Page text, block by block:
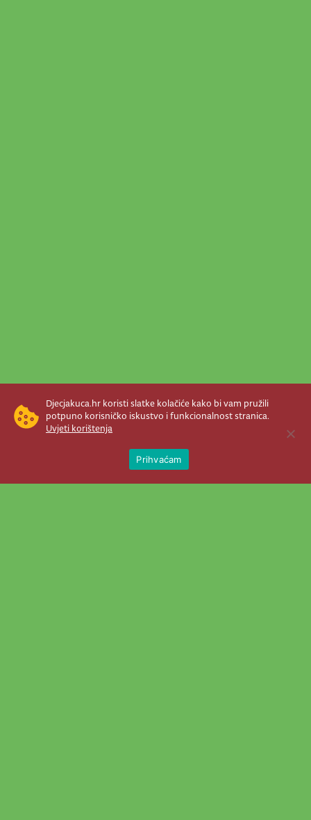
Djecjakuca.hr koristi slatke kolačiće kako bi vam pružili
potpuno korisničko iskustvo i funkcionalnost stranica.
Uvjeti korištenja
Prihvaćam